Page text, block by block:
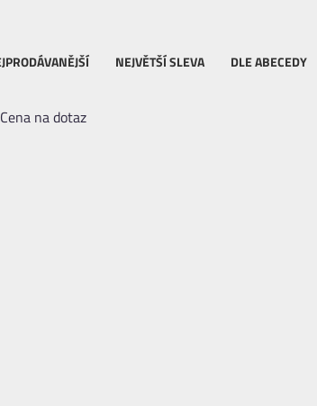
NEJVĚTŠÍ SLEVA DLE ABECEDY
Cena na dotaz